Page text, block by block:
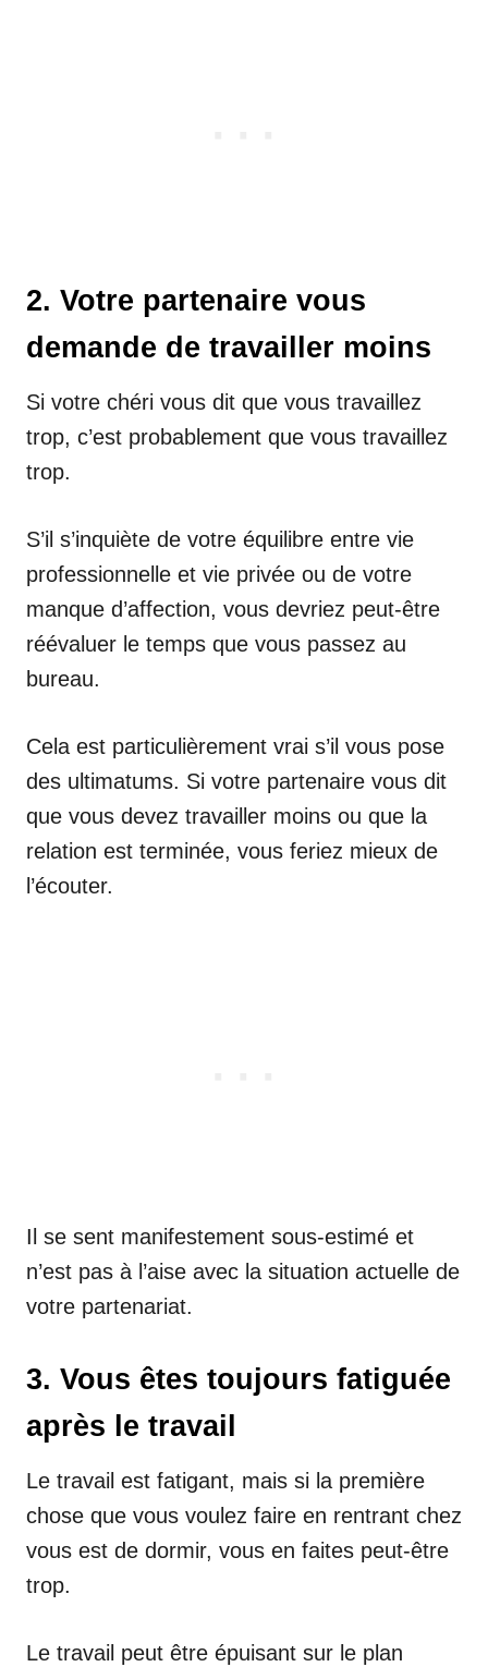
2. Votre partenaire vous
demande de travailler moins
Si votre chéri vous dit que vous travaillez
trop, c’est probablement que vous travaillez
trop.
S’il s’inquiète de votre équilibre entre vie
professionnelle et vie privée ou de votre
manque d’affection, vous devriez peut-être
réévaluer le temps que vous passez au
bureau.
Cela est particulièrement vrai s’il vous pose
des ultimatums. Si votre partenaire vous dit
que vous devez travailler moins ou que la
relation est terminée, vous feriez mieux de
l’écouter.
Il se sent manifestement sous-estimé et
n’est pas à l’aise avec la situation actuelle de
votre partenariat.
3. Vous êtes toujours fatiguée
après le travail
Le travail est fatigant, mais si la première
chose que vous voulez faire en rentrant chez
vous est de dormir, vous en faites peut-être
trop.
Le travail peut être épuisant sur le plan